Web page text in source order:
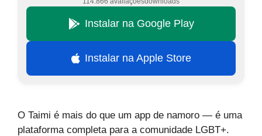
Instalar na Google Play
Instalar na Apple Store
O Taimi é mais do que um app de namoro — é uma
plataforma completa para a comunidade LGBT+.